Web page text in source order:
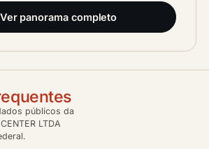
Ver panorama completo
públicos da
LTDA